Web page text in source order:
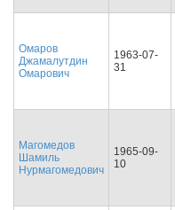
Омаров
Джамалутдин
Омарович
1963-07-
31
Магомедов
Шамиль
Нурмагомедович
1965-09-
10